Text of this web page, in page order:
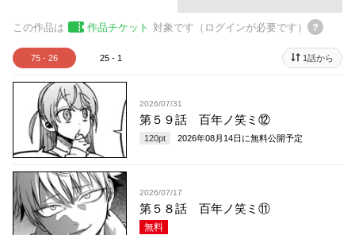
この作品は 作品チケット 対象です（ログインが必要です）
75 - 26 25 - 1 1話から
2026/07/31
第５９話 百年ノ笑ミ⑫
120pt 2026年08月14日 に無料公開予定
2026/07/17
第５８話 百年ノ笑ミ⑪
無料